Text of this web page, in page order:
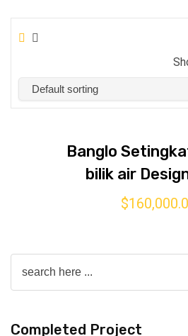
Banglo
bilik air
$
Completed Project